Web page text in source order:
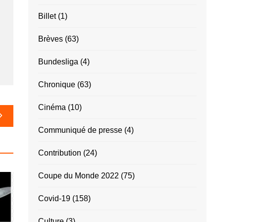
Billet(1)
Brèves (63)
Bundesliga (4)
Chronique (63)
Cinéma (10)
Communiqué de presse (4)
Contribution (24)
Coupe du Monde 2022 (75)
Covid-19 (158)